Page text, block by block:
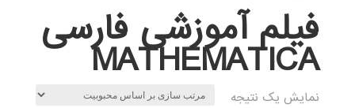
فیلم آموزشی فارسی
MATHEMATICA
نمایش یک نتیجه